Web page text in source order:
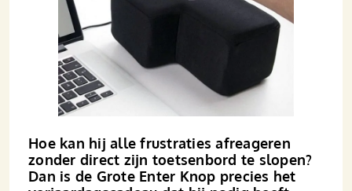
Hoe kan hij alle frustraties afreageren
zonder direct zijn toetsenbord te slopen?
Dan is de Grote Enter Knop precies het